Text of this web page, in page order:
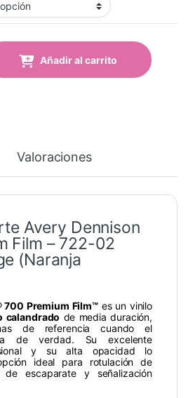
Holandés (722-02 Dutch Orange)
Añadir al carrito
Valoraciones
Avery Dennison
Film – 722-02
(Naranja
700 Premium Film™es un vinilo
calandrado de media duración,
de referencia cuando el
de verdad. Su excelente
y su alta opacidad lo
ideal para rotulación de
de escaparate y señalización